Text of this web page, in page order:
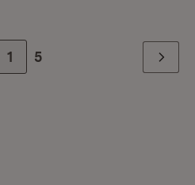
Zur Seite
1 Zur letzten Seite
5 Weiter